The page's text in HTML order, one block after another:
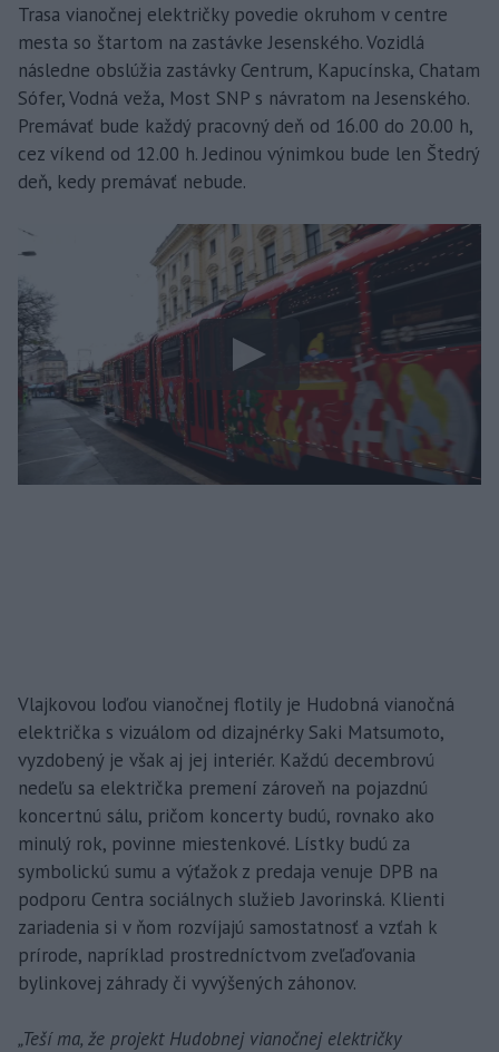
Trasa vianočnej električky povedie okruhom v centre
mesta so štartom na zastávke Jesenského. Vozidlá
následne obslúžia zastávky Centrum, Kapucínska, Chatam
Sófer, Vodná veža, Most SNP s návratom na Jesenského.
Premávať bude každý pracovný deň od 16.00 do 20.00 h,
cez víkend od 12.00 h. Jedinou výnimkou bude len Štedrý
deň, kedy premávať nebude.
Vlajkovou loďou vianočnej flotily je Hudobná vianočná
električka s vizuálom od dizajnérky Saki Matsumoto,
vyzdobený je však aj jej interiér. Každú decembrovú
nedeľu sa električka premení zároveň na pojazdnú
koncertnú sálu, pričom koncerty budú, rovnako ako
minulý rok, povinne miestenkové. Lístky budú za
symbolickú sumu a výťažok z predaja venuje DPB na
podporu Centra sociálnych služieb Javorinská. Klienti
zariadenia si v ňom rozvíjajú samostatnosť a vzťah k
prírode, napríklad prostredníctvom zveľaďovania
bylinkovej záhrady či vyvýšených záhonov.
„Teší ma, že projekt Hudobnej vianočnej električky